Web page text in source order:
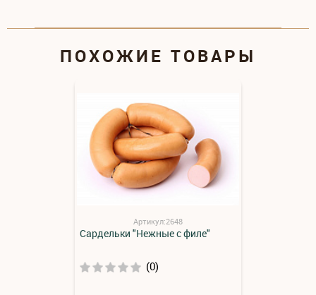
ПОХОЖИЕ ТОВАРЫ
Артикул:2648
Сардельки "Нежные с филе"
(0)